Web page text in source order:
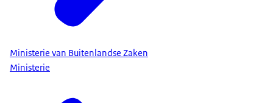
Ministerie van Buitenlandse Zaken
Ministerie